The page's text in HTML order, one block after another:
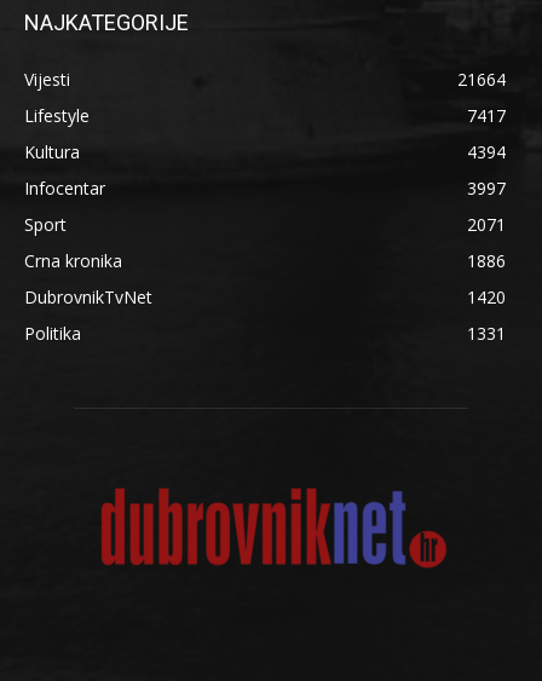
NAJKATEGORIJE
Vijesti
21664
Lifestyle
7417
Kultura
4394
Infocentar
3997
Sport
2071
Crna kronika
1886
DubrovnikTvNet
1420
Politika
1331